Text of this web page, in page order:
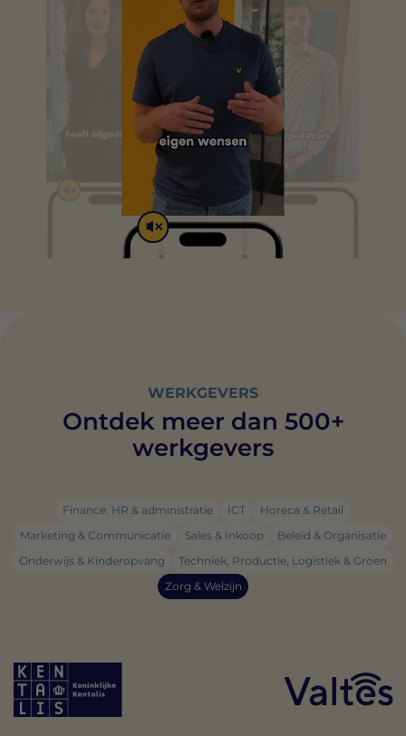
WERKGEVERS
Ontdek meer dan 500+
werkgevers
Finance, HR & administratie ICT
Horeca & Retail
Marketing & Communicatie
Sales & Inkoop
Beleid & Organisatie
Onderwijs & Kinderopvang
Techniek, Productie, Logistiek & Groen
Zorg & Welzijn